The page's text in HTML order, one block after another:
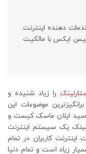
دهنده اینترنت
ایکس با مالکیت
را زیاد شنیده و
موضوعات این
ایلان ماسک کیست و
یک سیستم اینترنت
کاربران در تمام
زیاد است و تمام دنیا